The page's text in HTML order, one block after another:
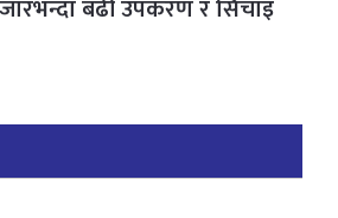
बढी उपकरण र सिँचाइ